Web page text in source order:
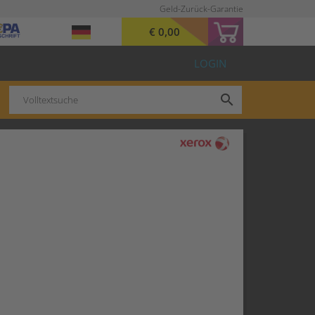
Geld-Zurück-Garantie
€ 0,00
LOGIN
search